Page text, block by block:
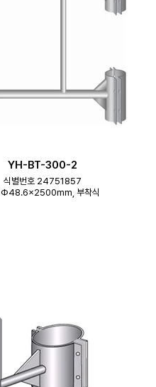
YH-BT-300-2
식별번호 24751857
규격 Φ48.6×2500mm, 부착식